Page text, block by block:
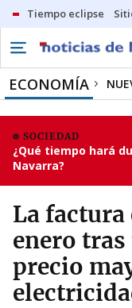
Tiempo eclipse
ECONOMÍA
SOCIEDAD
¿Qué tiempo hará
Navarra?
La factura
enero
precio